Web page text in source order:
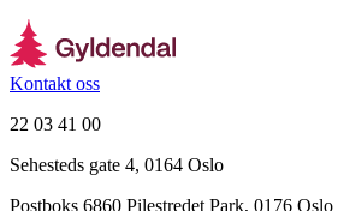
Kontakt oss
22 03 41 00
Sehesteds gate 4, 0164 Oslo
Postboks 6860 Pilestredet Park, 0176 Oslo